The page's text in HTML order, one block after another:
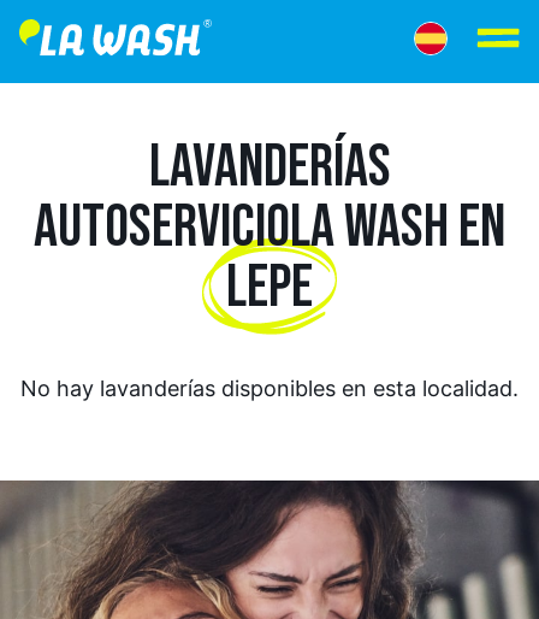
LAVANDERÍAS
AUTOSERVICIOLA WASH EN
LEPE
No hay lavanderías disponibles en esta localidad.